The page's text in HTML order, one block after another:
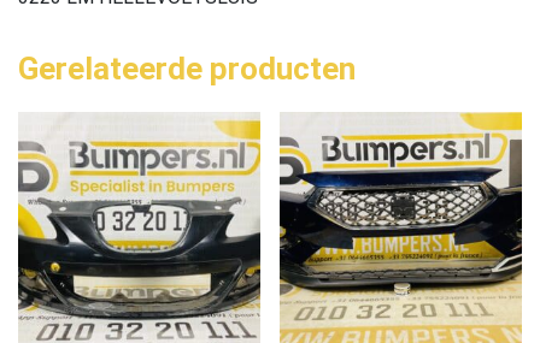
Gerelateerde producten